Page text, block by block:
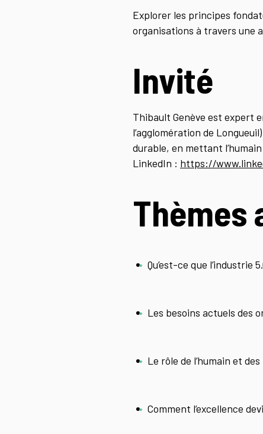
Explorer les principes
organisations à travers une
Invité
Thibault Genève est expert
l’agglomération de
durable, en mettant
LinkedIn : https://
Thèmes
Qu’est-ce que l’industrie
Les besoins actuels des
Le rôle de l’humain et
Comment l’excellence